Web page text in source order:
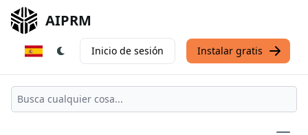
AIPRM
Inicio de sesión Instalar gratis